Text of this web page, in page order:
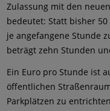
Zulassung mit den
bedeutet: Statt bisher
je angefangene Stunde
beträgt zehn Stunden
Ein Euro pro Stunde ist
öffentlichen
Parkplätzen zu